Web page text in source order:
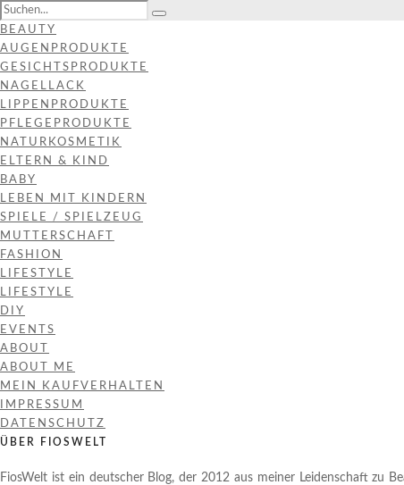
BEAUTY
AUGENPRODUKTE
GESICHTSPRODUKTE
NAGELLACK
LIPPENPRODUKTE
PFLEGEPRODUKTE
NATURKOSMETIK
ELTERN & KIND
BABY
LEBEN MIT KINDERN
SPIELE / SPIELZEUG
MUTTERSCHAFT
FASHION
LIFESTYLE
LIFESTYLE
DIY
EVENTS
ABOUT
ABOUT ME
MEIN KAUFVERHALTEN
IMPRESSUM
DATENSCHUTZ
ÜBER FIOSWELT
FiosWelt ist ein deutscher Blog, der 2012 aus meiner Leidenschaft zu